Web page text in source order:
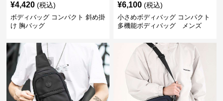
¥4,420 (税込)
ボディバッグ コンパクト 斜め掛
け 胸バッグ
¥6,100 (税込)
小さめボディバッグ コンパクト
多機能ボディバッグ メンズ